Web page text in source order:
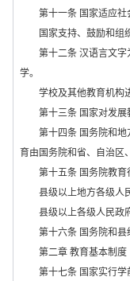
第十一条 国家适应社会
国家支持、鼓励和组织
第十二条 汉语言文字为
学。
学校及其他教育机构进
第十三条 国家对发展
第十四条 国务院和地方
育由国务院和省、自治区
第十五条 国务院教育
县级以上地方各级人民
县级以上各级人民政府
第十六条 国务院和县级
第二章 教育基本制度
第十七条 国家实行学